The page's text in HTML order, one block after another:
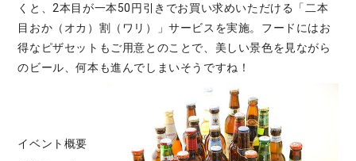
くと、2本目が一本50円引きでお買い求めいただける「二本
目おか（オカ）割（ワリ）」サービスを実施。フードにはお
得なピザセットもご用意とのことで、美しい景色を見ながら
のビール、何本も進んでしまいそうですね！
イベント概要